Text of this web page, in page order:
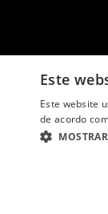
Este
Este website
de acordo